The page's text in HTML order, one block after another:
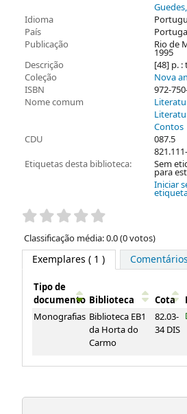
Idioma
País
Publicação
Rio de
1995
Descrição
[48] p.
Coleção
Nova
ISBN
972-
Nome comum
Contos
CDU
087.5
Etiquetas desta biblioteca:
Sem
para
Iniciar
Pontuação
Classificação média: 0.0 (0 votos)
Exemplares ( 1 )
Exemplares
Tipo de
documento Biblioteca Cota
Monografias Biblioteca EB1
da Horta do
Carmo
82.03-
34 DIS